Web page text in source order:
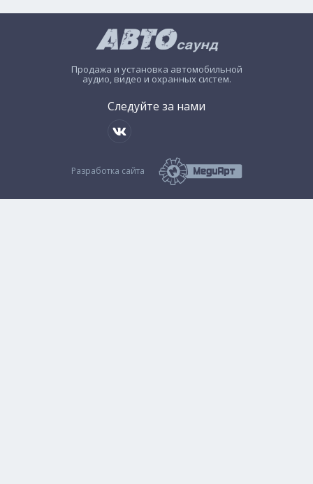
Продажа и установка автомобильной
аудио, видео и охранных систем.
Следуйте за нами
Разработка сайта